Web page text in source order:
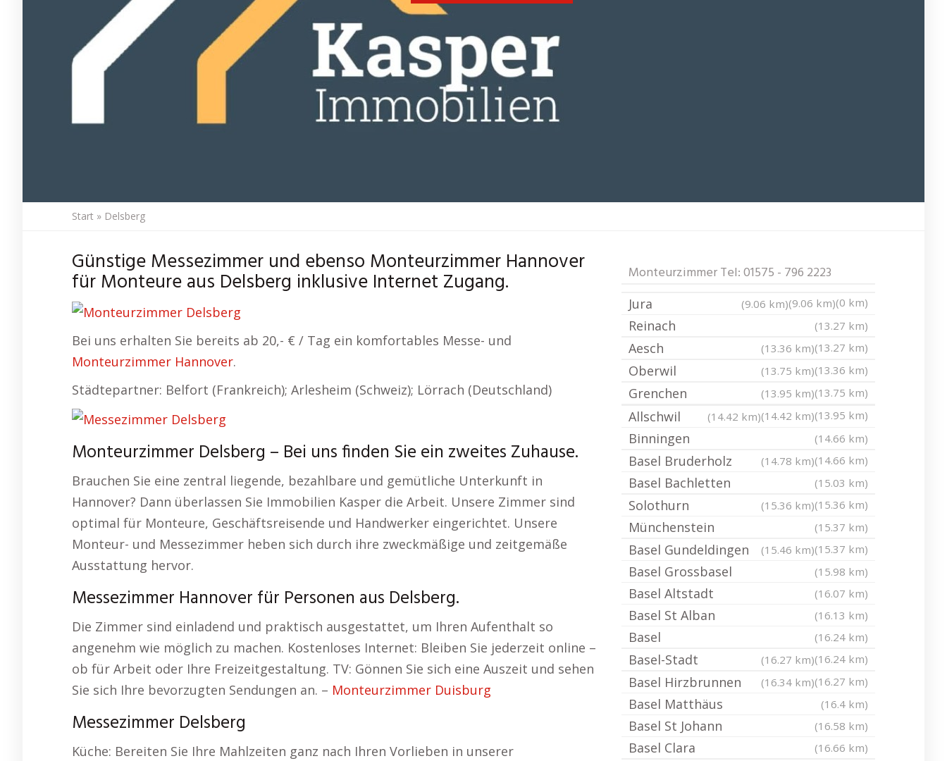
Start » Delsberg
Günstige Messezimmer und ebenso Monteurzimmer Hannover
für Monteure aus Delsberg inklusive Internet Zugang.
Bei uns erhalten Sie bereits ab 20,- € / Tag ein komfortables Messe- und
Monteurzimmer Hannover.
Städtepartner: Belfort (Frankreich); Arlesheim (Schweiz); Lörrach (Deutschland)
Monteurzimmer Delsberg – Bei uns finden Sie ein zweites Zuhause.
Brauchen Sie eine zentral liegende, bezahlbare und gemütliche Unterkunft in
Hannover? Dann überlassen Sie Immobilien Kasper die Arbeit. Unsere Zimmer sind
optimal für Monteure, Geschäftsreisende und Handwerker eingerichtet. Unsere
Monteur- und Messezimmer heben sich durch ihre zweckmäßige und zeitgemäße
Ausstattung hervor.
Messezimmer Hannover für Personen aus Delsberg.
Die Zimmer sind einladend und praktisch ausgestattet, um Ihren Aufenthalt so
angenehm wie möglich zu machen. Kostenloses Internet: Bleiben Sie jederzeit online –
ob für Arbeit oder Ihre Freizeitgestaltung. TV: Gönnen Sie sich eine Auszeit und sehen
Sie sich Ihre bevorzugten Sendungen an. – Monteurzimmer Duisburg
Messezimmer Delsberg
Küche: Bereiten Sie Ihre Mahlzeiten ganz nach Ihren Vorlieben in unserer
Monteurzimmer Tel: 01575 - 796 2223
(0 km)
(9.06 km)
Jura (9.06 km)
Reinach
(13.27 km)
(13.27 km)
Aesch
(13.36 km)
(13.36 km)
Oberwil
(13.75 km)
(13.75 km)
Grenchen
(13.95 km)
(13.95 km)
(14.42 km)
Allschwil (14.42 km)
Binningen
(14.66 km)
(14.66 km)
Basel Bruderholz (14.78 km)
Basel Bachletten
(15.03 km)
(15.36 km)
Solothurn (15.36 km)
Münchenstein
(15.37 km)
(15.37 km)
Basel Gundeldingen (15.46 km)
Basel Grossbasel (15.98 km)
Basel Altstadt (16.07 km)
Basel St Alban (16.13 km)
Basel
(16.24 km)
(16.24 km)
Basel-Stadt
(16.27 km)
(16.27 km)
Basel Hirzbrunnen (16.34 km)
Basel Matthäus (16.4 km)
Basel St Johann (16.58 km)
Basel Clara
(16.66 km)